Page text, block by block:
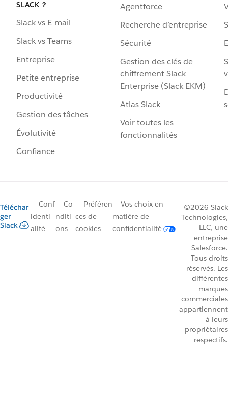
SLACK ?
Slack vs E-mail
Slack vs Teams
Entreprise
Petite entreprise
Productivité
Gestion des tâches
Évolutivité
Confiance
Agentforce
Recherche d’entreprise
Sécurité
Gestion des clés de
chiffrement Slack
Enterprise (Slack EKM)
Atlas Slack
Voir toutes les
fonctionnalités
Téléchar
ger
Slack
Conf
identi
alité
Co
nditi
ons
Préféren
ces de
cookies
Vos choix en
matière de
confidentialité
©2026 Slack
Technologies,
LLC, une
entreprise
Salesforce.
Tous droits
réservés. Les
différentes
marques
commerciales
appartiennent
à leurs
propriétaires
respectifs.